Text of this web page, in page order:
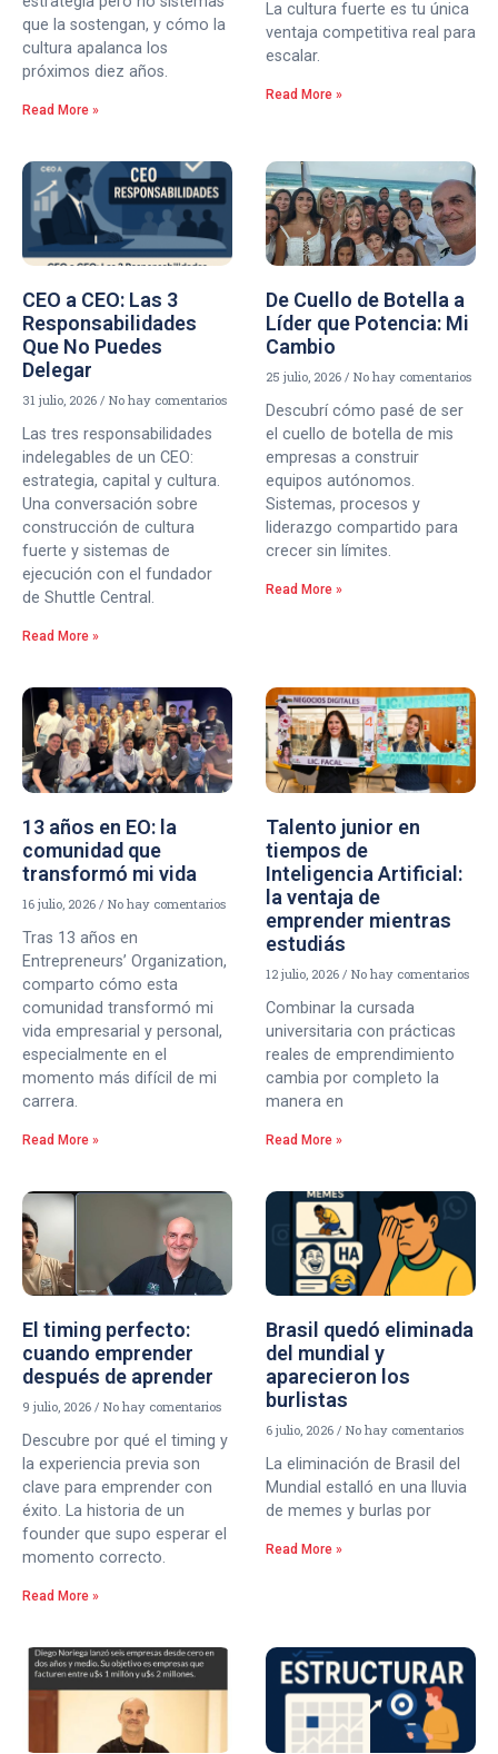
que la sostengan, y cómo la
cultura apalanca los
próximos diez años.
Read More »
La cultura fuerte es tu única
ventaja competitiva real para
escalar.
Read More »
CEO a CEO: Las 3
Responsabilidades
Que No Puedes
Delegar
31 julio, 2026 No hay comentarios
Las tres responsabilidades
indelegables de un CEO:
estrategia, capital y cultura.
Una conversación sobre
construcción de cultura
fuerte y sistemas de
ejecución con el fundador
de Shuttle Central.
Read More »
De Cuello de Botella a
Líder que Potencia: Mi
Cambio
25 julio, 2026 No hay comentarios
Descubrí cómo pasé de ser
el cuello de botella de mis
empresas a construir
equipos autónomos.
Sistemas, procesos y
liderazgo compartido para
crecer sin límites.
Read More »
13 años en EO: la
comunidad que
transformó mi vida
16 julio, 2026 No hay comentarios
Tras 13 años en
Entrepreneurs’ Organization,
comparto cómo esta
comunidad transformó mi
vida empresarial y personal,
especialmente en el
momento más difícil de mi
carrera.
Read More »
Talento junior en
tiempos de
Inteligencia Artificial:
la ventaja de
emprender mientras
estudiás
12 julio, 2026 No hay comentarios
Combinar la cursada
universitaria con prácticas
reales de emprendimiento
cambia por completo la
manera en
Read More »
El timing perfecto:
cuando emprender
después de aprender
9 julio, 2026 No hay comentarios
Descubre por qué el timing y
la experiencia previa son
clave para emprender con
éxito. La historia de un
founder que supo esperar el
momento correcto.
Read More »
Brasil quedó eliminada
del mundial y
aparecieron los
burlistas
6 julio, 2026 No hay comentarios
La eliminación de Brasil del
Mundial estalló en una lluvia
de memes y burlas por
Read More »